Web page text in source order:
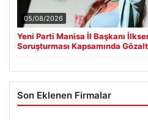
05/08/2026
Yeni Parti Manisa İl Başkanı
Soruşturması Kapsamında
Son Eklenen Firmalar